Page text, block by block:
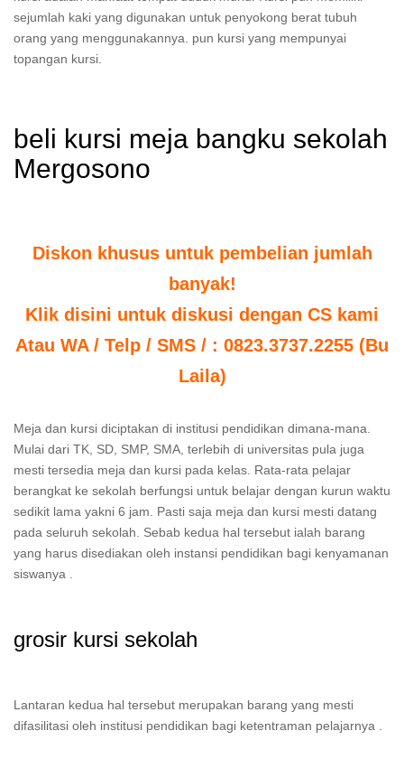
sejumlah kaki yang digunakan untuk penyokong berat tubuh
orang yang menggunakannya. pun kursi yang mempunyai
topangan kursi.
beli kursi meja bangku sekolah
Mergosono
Diskon khusus untuk pembelian jumlah
banyak!
Klik disini untuk diskusi dengan CS kami
Atau WA / Telp / SMS / : 0823.3737.2255 (Bu
Laila)
Meja dan kursi diciptakan di institusi pendidikan dimana-mana.
Mulai dari TK, SD, SMP, SMA, terlebih di universitas pula juga
mesti tersedia meja dan kursi pada kelas. Rata-rata pelajar
berangkat ke sekolah berfungsi untuk belajar dengan kurun waktu
sedikit lama yakni 6 jam. Pasti saja meja dan kursi mesti datang
pada seluruh sekolah. Sebab kedua hal tersebut ialah barang
yang harus disediakan oleh instansi pendidikan bagi kenyamanan
siswanya .
grosir kursi sekolah
Lantaran kedua hal tersebut merupakan barang yang mesti
difasilitasi oleh institusi pendidikan bagi ketentraman pelajarnya .